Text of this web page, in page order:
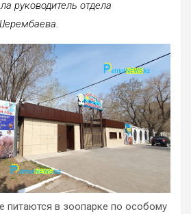
руководитель отдела
в зоопарке по особому